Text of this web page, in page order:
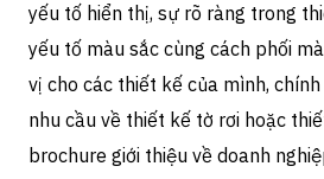
yếu tố hiển thị, sự rõ ràng trong
yếu tố màu sắc cùng cách phối
vị cho các thiết kế của mình,
nhu cầu về thiết kế tờ rơi hoặc
brochure giới thiệu về doanh